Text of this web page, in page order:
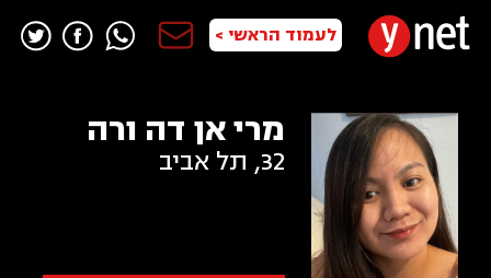
לעמוד הראשי >
מרי אן דה ורה
32
, תל אביב